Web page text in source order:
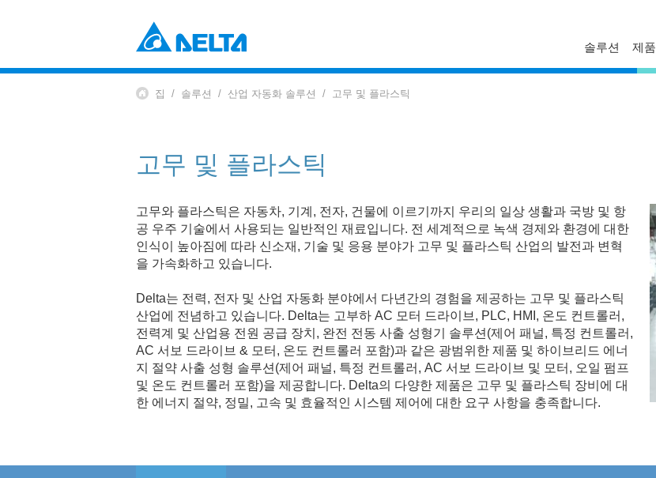
솔루션
산업 자동화 솔루션
제품
Power Electronics
Mobility
Automation
산업 자동화
빌딩 자동화
Infrastructure
ICT 인프라
에너지 인프라
디스플레이
FAQ
델타일렉트로닉스 한국지사
집 솔루션 산업 자동화 솔루션 고무 및 플라스틱
고무 및 플라스틱
고무와 플라스틱은 자동차, 기계, 전자, 건물에 이르기까지 우리의 일상 생활과 국방 및 항
공 우주 기술에서 사용되는 일반적인 재료입니다. 전 세계적으로 녹색 경제와 환경에 대한
인식이 높아짐에 따라 신소재, 기술 및 응용 분야가 고무 및 플라스틱 산업의 발전과 변혁
을 가속화하고 있습니다.
Delta는 전력, 전자 및 산업 자동화 분야에서 다년간의 경험을 제공하는 고무 및 플라스틱
산업에 전념하고 있습니다. Delta는 고부하 AC 모터 드라이브, PLC, HMI, 온도 컨트롤러,
전력계 및 산업용 전원 공급 장치, 완전 전동 사출 성형기 솔루션(제어 패널, 특정 컨트롤러,
AC 서보 드라이브 & 모터, 온도 컨트롤러 포함)과 같은 광범위한 제품 및 하이브리드 에너
지 절약 사출 성형 솔루션(제어 패널, 특정 컨트롤러, AC 서보 드라이브 및 모터, 오일 펌프
및 온도 컨트롤러 포함)을 제공합니다. Delta의 다양한 제품은 고무 및 플라스틱 장비에 대
한 에너지 절약, 정밀, 고속 및 효율적인 시스템 제어에 대한 요구 사항을 충족합니다.